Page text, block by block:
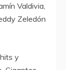
Valdivia,
Zeledón
y